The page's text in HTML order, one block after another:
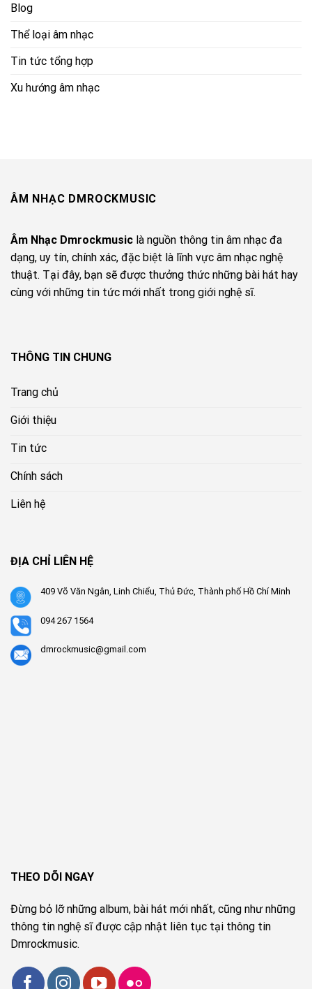
Blog
Thể loại âm nhạc
Tin tức tổng hợp
Xu hướng âm nhạc
ÂM NHẠC DMROCKMUSIC
Âm Nhạc Dmrockmusic là nguồn thông tin âm nhạc đa
dạng, uy tín, chính xác, đặc biệt là lĩnh vực âm nhạc nghệ
thuật. Tại đây, bạn sẽ được thưởng thức những bài hát hay
cùng với những tin tức mới nhất trong giới nghệ sĩ.
THÔNG TIN CHUNG
Trang chủ
Giới thiệu
Tin tức
Chính sách
Liên hệ
ĐỊA CHỈ LIÊN HỆ
409 Võ Văn Ngân, Linh Chiểu, Thủ Đức, Thành phố Hồ Chí Minh
094 267 1564
dmrockmusic@gmail.com
THEO DÕI NGAY
Đừng bỏ lỡ những album, bài hát mới nhất, cũng như những
thông tin nghệ sĩ được cập nhật liên tục tại thông tin
Dmrockmusic.